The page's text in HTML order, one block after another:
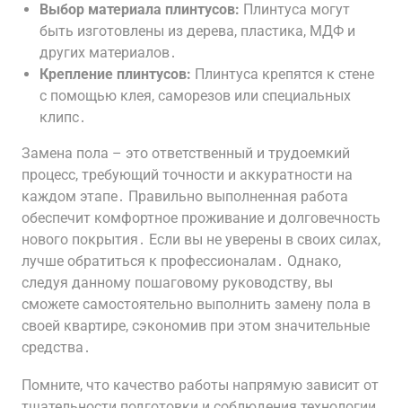
Выбор материала плинтусов: Плинтуса могут
быть изготовлены из дерева, пластика, МДФ и
других материалов․
Крепление плинтусов: Плинтуса крепятся к стене
с помощью клея, саморезов или специальных
клипс․
Замена пола – это ответственный и трудоемкий
процесс, требующий точности и аккуратности на
каждом этапе․ Правильно выполненная работа
обеспечит комфортное проживание и долговечность
нового покрытия․ Если вы не уверены в своих силах,
лучше обратиться к профессионалам․ Однако,
следуя данному пошаговому руководству, вы
сможете самостоятельно выполнить замену пола в
своей квартире, сэкономив при этом значительные
средства․
Помните, что качество работы напрямую зависит от